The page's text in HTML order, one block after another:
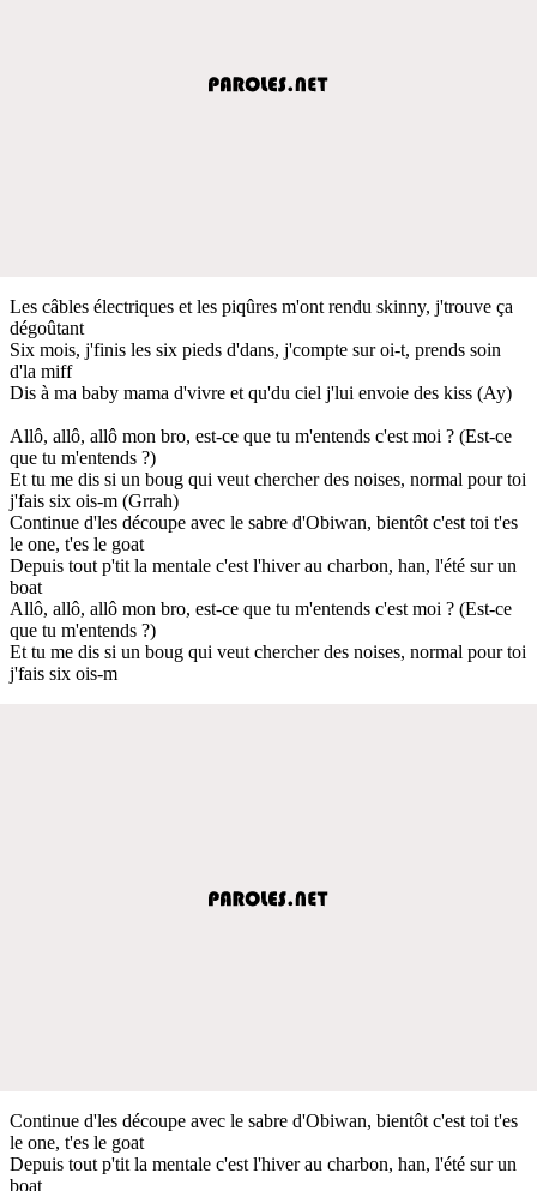
Les câbles électriques et les piqûres m'ont rendu skinny, j'trouve ça
dégoûtant
Six mois, j'finis les six pieds d'dans, j'compte sur oi-t, prends soin
d'la miff
Dis à ma baby mama d'vivre et qu'du ciel j'lui envoie des kiss (Ay)
Allô, allô, allô mon bro, est-ce que tu m'entends c'est moi ? (Est-ce
que tu m'entends ?)
Et tu me dis si un boug qui veut chercher des noises, normal pour toi
j'fais six ois-m (Grrah)
Continue d'les découpe avec le sabre d'Obiwan, bientôt c'est toi t'es
le one, t'es le goat
Depuis tout p'tit la mentale c'est l'hiver au charbon, han, l'été sur un
boat
Allô, allô, allô mon bro, est-ce que tu m'entends c'est moi ? (Est-ce
que tu m'entends ?)
Et tu me dis si un boug qui veut chercher des noises, normal pour toi
j'fais six ois-m
Continue d'les découpe avec le sabre d'Obiwan, bientôt c'est toi t'es
le one, t'es le goat
Depuis tout p'tit la mentale c'est l'hiver au charbon, han, l'été sur un
boat